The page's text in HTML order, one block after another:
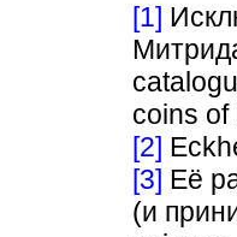
[1]
coins of
[2]
[3] Её
(и